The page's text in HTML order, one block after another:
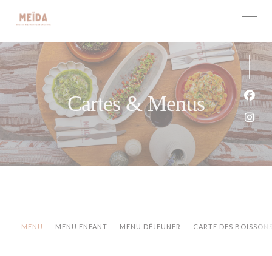
Cartes & Menus
MENU MENU ENFANT MENU DÉJEUNER CARTE DES